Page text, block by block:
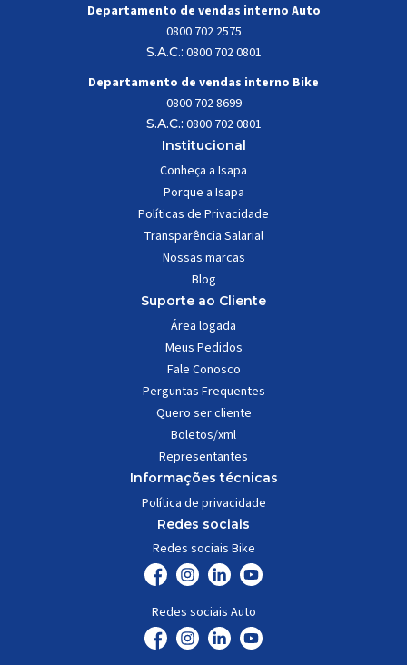
Departamento de vendas interno Auto
0800 702 2575
S.A.C.: 0800 702 0801
Departamento de vendas interno Bike
0800 702 8699
S.A.C.: 0800 702 0801
Institucional
Conheça a Isapa
Porque a Isapa
Políticas de Privacidade
Transparência Salarial
Nossas marcas
Blog
Suporte ao Cliente
Área logada
Meus Pedidos
Fale Conosco
Perguntas Frequentes
Quero ser cliente
Boletos/xml
Representantes
Informações técnicas
Política de privacidade
Redes sociais
Redes sociais Bike
Redes sociais Auto